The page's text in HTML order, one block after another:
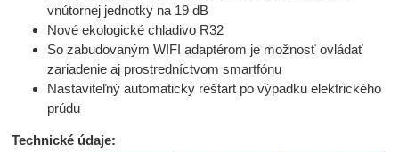
vnútornej jednotky na 19 dB
Nové ekologické chladivo R32
So zabudovaným WIFI adaptérom je možnosť ovládať
zariadenie aj prostredníctvom smartfónu
Nastaviteľný automatický reštart po výpadku elektrického
prúdu
Technické údaje: